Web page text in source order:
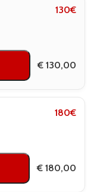
130€
€ 130,00
180€
€ 180,00